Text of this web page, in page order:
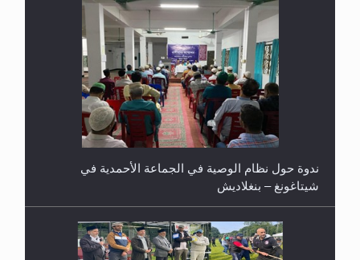
ندوة حول نظام الوصية في الجماعة الأحمدية في
شيتاغونغ – بنغلاديش